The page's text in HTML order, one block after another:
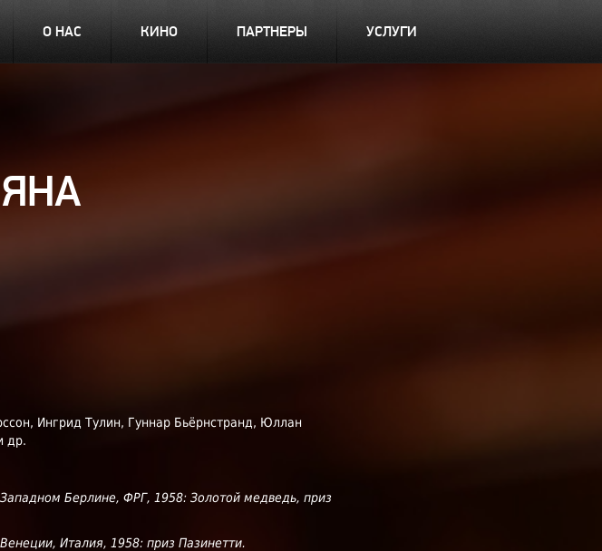
О НАС КИНО ПАРТНЕРЫ УСЛУГИ
Ингрид Тулин, Гуннар Бьёрнстранд, Юллан
др.
Берлине, ФРГ, 1958: Золотой медведь, приз
Италия, 1958: приз Пазинетти.